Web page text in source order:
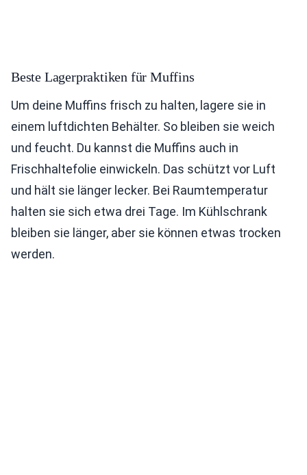
Beste Lagerpraktiken für Muffins
Um deine Muffins frisch zu halten, lagere sie in
einem luftdichten Behälter. So bleiben sie weich
und feucht. Du kannst die Muffins auch in
Frischhaltefolie einwickeln. Das schützt vor Luft
und hält sie länger lecker. Bei Raumtemperatur
halten sie sich etwa drei Tage. Im Kühlschrank
bleiben sie länger, aber sie können etwas trocken
werden.